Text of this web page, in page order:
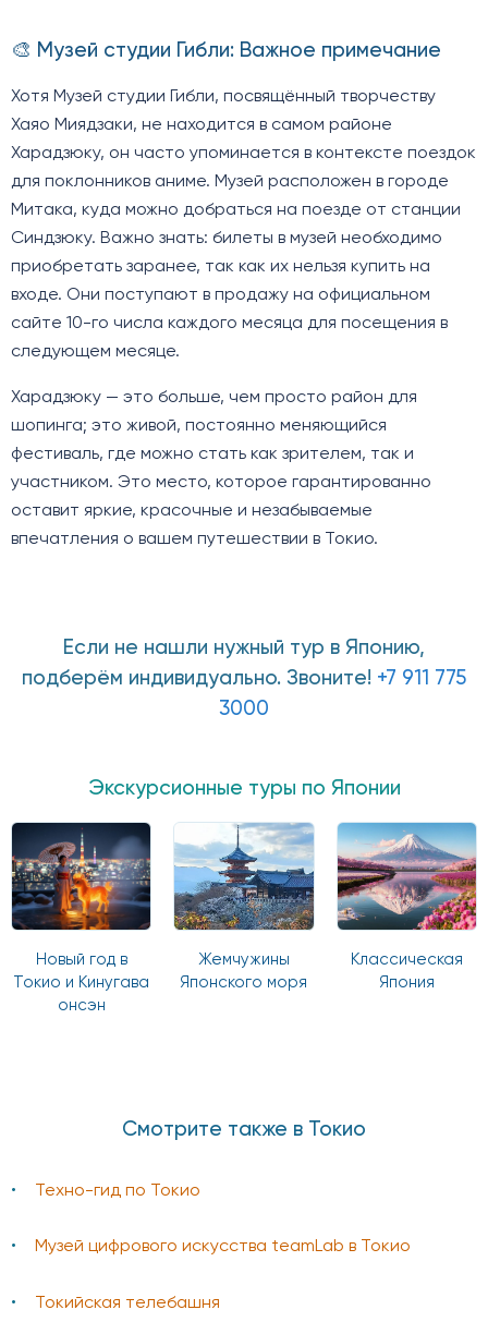
🎨 Музей студии Гибли: Важное примечание
Хотя Музей студии Гибли, посвящённый творчеству
Хаяо Миядзаки, не находится в самом районе
Харадзюку, он часто упоминается в контексте поездок
для поклонников аниме. Музей расположен в городе
Митака, куда можно добраться на поезде от станции
Синдзюку. Важно знать: билеты в музей необходимо
приобретать заранее, так как их нельзя купить на
входе. Они поступают в продажу на официальном
сайте 10-го числа каждого месяца для посещения в
следующем месяце.
Харадзюку — это больше, чем просто район для
шопинга; это живой, постоянно меняющийся
фестиваль, где можно стать как зрителем, так и
участником. Это место, которое гарантированно
оставит яркие, красочные и незабываемые
впечатления о вашем путешествии в Токио.
Если не нашли нужный тур в Японию,
подберём индивидуально. Звоните! +7 911 775
3000
Экскурсионные туры по Японии
Новый год в
Токио и Кинугава
онсэн
Жемчужины
Японского моря
Классическая
Япония
Смотрите также в Токио
Техно-гид по Токио
Музей цифрового искусства teamLab в Токио
Токийская телебашня